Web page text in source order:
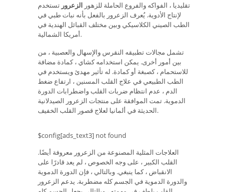
تقليديا ، الفواكه والفروع الحاملة للزهور الزعرور تستخدم
لإنتاج الأدوية. يُعرف الزعرور بالفعل بأنه نبات طبي في
الطب الصيني الكلاسيكي وبين مختلف القبائل الهندية في
أمريكا الشمالية.
تشمل مجالات تطبيقه النقرس والإسهال والعصبية ، من
بين أمور أخرى. يمكن استخدامه كشاي ، كمادة مضافة
للاستحمام ، كصبغة أو كمادة. له تأثير مهدئ ويستخدم في
الطب الطبيعي في علاج القلب المسنين ، ارتفاع ضغط
الدم ، عدم انتظام ضربات القلب واضطرابات الدورة
الدموية. تمت الموافقة على منتجات الزعرور الصيدلانية
الحديثة في ألمانيا لعلاج قصور القلب الخفيف.
$config[ads_text3] not found
العلاجات المثلية المصنوعة من الزعرور معروفة أيضًا.
القلب الكبير ، على وجه الخصوص ، لم يعد قادرًا على
الانقباض ، كما ينبغي. وبالتالي ، فإن الدورة الدموية
والدورة الدموية في الجسم كله مضطربة. يدعم الزعرور